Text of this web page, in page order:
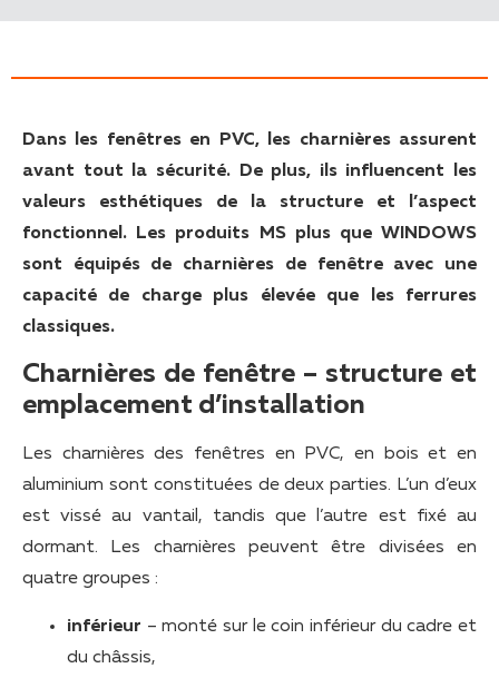
Dans les fenêtres en PVC, les charnières assurent
avant tout la sécurité. De plus, ils influencent les
valeurs esthétiques de la structure et l’aspect
fonctionnel. Les produits MS plus que WINDOWS
sont équipés de charnières de fenêtre avec une
capacité de charge plus élevée que les ferrures
classiques.
Charnières de fenêtre – structure et
emplacement d’installation
Les charnières des fenêtres en PVC, en bois et en
aluminium sont constituées de deux parties. L’un d’eux
est vissé au vantail, tandis que l’autre est fixé au
dormant. Les charnières peuvent être divisées en
quatre groupes :
inférieur – monté sur le coin inférieur du cadre et
du châssis,